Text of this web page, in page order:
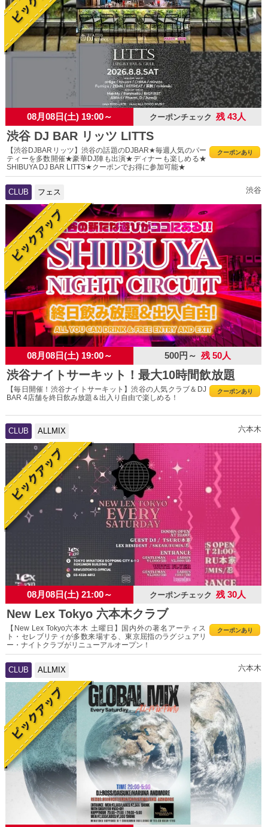
08月08日(土) 19:00～ クーポンチェック 残 43人
渋谷 DJ BAR リッツ LITTS
クーポンあり
【渋谷DJBARリッツ】渋谷の話題のDJBAR★毎週人気のパー
ティーを多数開催★豪華DJ陣も出演★ディナーも楽しめる★
SHIBUYA DJ BAR LITTS★クーポンでお得に参加可能★
CLUB フェス 渋谷
08月08日(土) 19:00～ 500円～ 残 50人
渋谷ナイトサーキット！最大10時間飲放題
クーポンあり
【毎日開催！渋谷ナイトサーキット】渋谷の人気クラブ＆DJ
BAR 4店舗を終日飲み放題＆出入り自由で楽しめる！
CLUB ALLMIX 六本木
08月08日(土) 21:00～ クーポンチェック 残 30人
New Lex Tokyo 六本木クラブ
クーポンあり
【New Lex Tokyo六本木 土曜日】国内外の著名アーティス
ト・セレブリティが多数来場する、東京屈指のラグジュアリ
ー・ナイトクラブがリニューアルオープン！
CLUB ALLMIX 六本木